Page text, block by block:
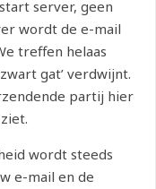
server, geen
wordt de e-mail
treffen helaas
gat’ verdwijnt.
partij hier
wordt steeds
e-mail en de